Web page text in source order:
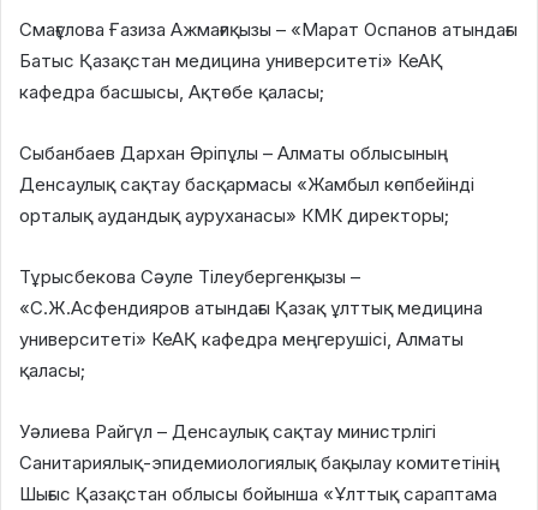
Смағұлова Ғазиза Ажмағиқызы – «Марат Оспанов атындағы
Батыс Қазақстан медицина университеті» КеАҚ
кафедра басшысы, Ақтөбе қаласы;
Сыбанбаев Дархан Әріпұлы – Алматы облысының
Денсаулық сақтау басқармасы «Жамбыл көпбейінді
орталық аудандық ауруханасы» КМК директоры;
Тұрысбекова Сәуле Тілеубергенқызы –
«С.Ж.Асфендияров атындағы Қазақ ұлттық медицина
университеті» КеАҚ кафедра меңгерушісі, Алматы
қаласы;
Уәлиева Райгүл – Денсаулық сақтау министрлігі
Санитариялық-эпидемиологиялық бақылау комитетінің
Шығыс Қазақстан облысы бойынша «Ұлттық сараптама